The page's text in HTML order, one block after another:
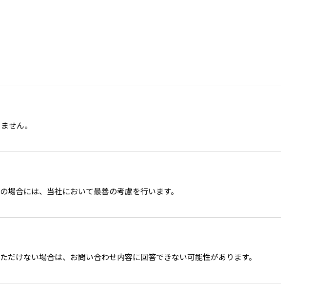
せん。
合には、当社において最善の考慮を行います。
けない場合は、お問い合わせ内容に回答できない可能性があります。